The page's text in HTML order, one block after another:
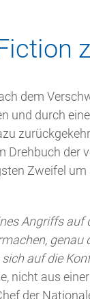
dem
und durch
Drehbuch der
Zweifel
Angriffs
auf die
nicht aus
der